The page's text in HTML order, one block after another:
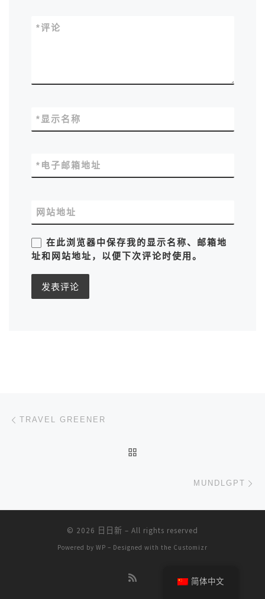
评论
*
显示名称
*
电子邮箱地址
*
网站地址
在此浏览器中保存我的显示名称、邮箱地
址和网站地址，以便下次评论时使用。
文章导航
TRAVEL GREENER
MUNDLGPT
© 2026 日日新 – All rights reserved
Powered by WP – Designed with the Customizr
简体中文